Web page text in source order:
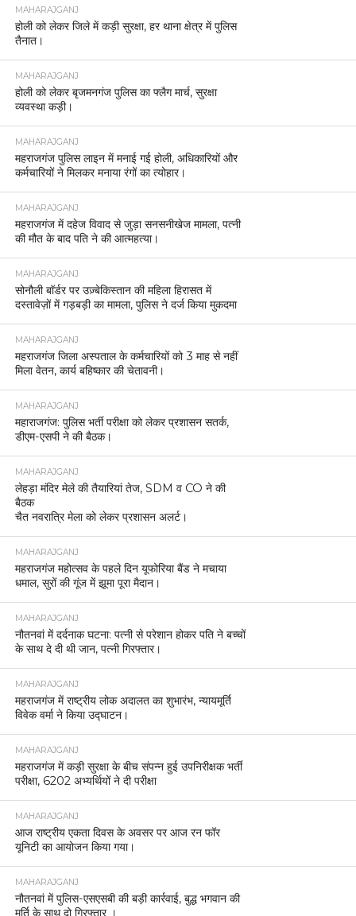
MAHARAJGANJ
होली को लेकर जिले में कड़ी सुरक्षा, हर थाना क्षेत्र में पुलिस
तैनात।
MAHARAJGANJ
होली को लेकर बृजमनगंज पुलिस का फ्लैग मार्च, सुरक्षा
व्यवस्था कड़ी।
MAHARAJGANJ
महराजगंज पुलिस लाइन में मनाई गई होली, अधिकारियों और
कर्मचारियों ने मिलकर मनाया रंगों का त्योहार।
MAHARAJGANJ
महराजगंज में दहेज विवाद से जुड़ा सनसनीखेज मामला, पत्नी
की मौत के बाद पति ने की आत्महत्या।
MAHARAJGANJ
सोनौली बॉर्डर पर उज़्बेकिस्तान की महिला हिरासत में
दस्तावेज़ों में गड़बड़ी का मामला, पुलिस ने दर्ज किया मुकदमा
MAHARAJGANJ
महराजगंज जिला अस्पताल के कर्मचारियों को 3 माह से नहीं
मिला वेतन, कार्य बहिष्कार की चेतावनी।
MAHARAJGANJ
महाराजगंज: पुलिस भर्ती परीक्षा को लेकर प्रशासन सतर्क,
डीएम-एसपी ने की बैठक।
MAHARAJGANJ
लेहड़ा मंदिर मेले की तैयारियां तेज, SDM व CO ने की
बैठक
चैत नवरात्रि मेला को लेकर प्रशासन अलर्ट।
MAHARAJGANJ
महराजगंज महोत्सव के पहले दिन यूफोरिया बैंड ने मचाया
धमाल, सुरों की गूंज में झूमा पूरा मैदान।
MAHARAJGANJ
नौतनवां में दर्दनाक घटना: पत्नी से परेशान होकर पति ने बच्चों
के साथ दे दी थी जान, पत्नी गिरफ्तार।
MAHARAJGANJ
महराजगंज में राष्ट्रीय लोक अदालत का शुभारंभ, न्यायमूर्ति
विवेक वर्मा ने किया उद्घाटन।
MAHARAJGANJ
महराजगंज में कड़ी सुरक्षा के बीच संपन्न हुई उपनिरीक्षक भर्ती
परीक्षा, 6202 अभ्यर्थियों ने दी परीक्षा
MAHARAJGANJ
आज राष्ट्रीय एकता दिवस के अवसर पर आज रन फॉर
यूनिटी का आयोजन किया गया।
MAHARAJGANJ
नौतनवां में पुलिस-एसएसबी की बड़ी कार्रवाई, बुद्ध भगवान की
मूर्ति के साथ दो गिरफ्तार ।